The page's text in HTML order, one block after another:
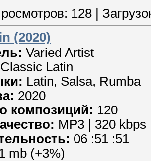
128
(2020)
Varied Artist
Classic Latin
Latin, Salsa, Rumba
2020
композиций: 120
MP3 | 320 kbps
06 :51 :51
mb (+3%)